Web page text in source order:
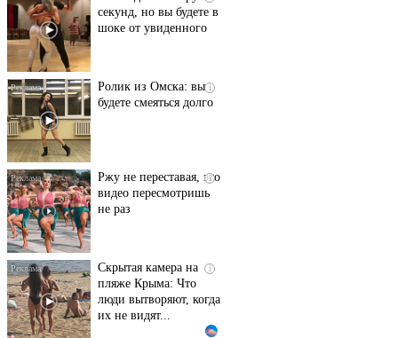
секунд, но вы будете в
шоке от увиденного
i
Ролик из Омска: вы
будете смеяться долго
i
Ржу не переставая, это
видео пересмотришь
не раз
i
Скрытая камера на
пляже Крыма: Что
люди вытворяют, когда
их не видят...